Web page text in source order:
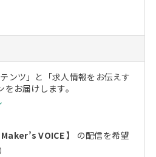
ンツ」と「求人情報をお伝えす
お届けします。
VOICE 】
の配信を希望